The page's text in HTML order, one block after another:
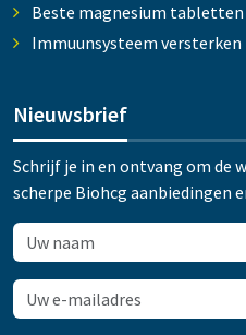
Beste magnesium tabletten
Immuunsysteem versterken
Nieuwsbrief
Schrijf je in en ontvang om de
scherpe Biohcg aanbiedingen